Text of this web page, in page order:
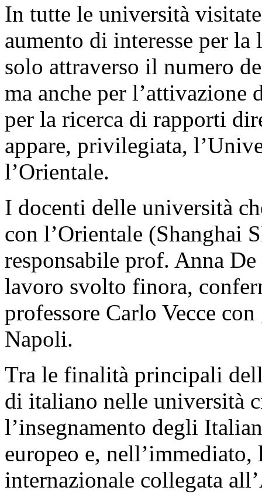
In tutte le università
aumento di interesse per
solo attraverso il numero
ma anche per
per la ricerca di rapporti
appare, privilegiata,
l’Orientale.
I docenti delle università
con l’Orientale (Shanghai
responsabile prof. Anna
lavoro svolto finora,
professore Carlo Vecce
Napoli.
Tra le finalità principali
di italiano nelle università
l’insegnamento degli
europeo e, nell’immediato,
internazionale collegata